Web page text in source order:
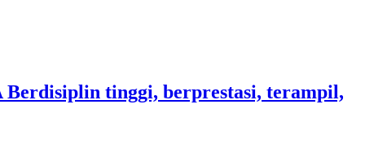
tinggi, berprestasi, terampil,